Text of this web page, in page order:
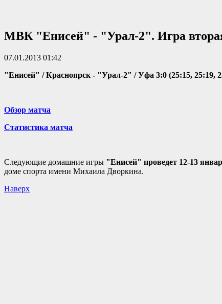
МВК "Енисей" - "Урал-2". Игра
07.01.2013 01:42
"Енисей" / Красноярск - "Урал-2" / Уфа 3:0 (25:15, 25:19,
Обзор матча
Статистика матча
Следующие домашние игры "Енисей" проведет 12-13
доме спорта имени Михаила Дворкина.
Наверх